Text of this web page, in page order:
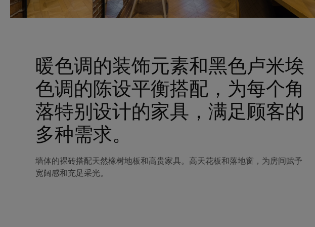
暖色调的装饰元素和黑色卢米埃
色调的陈设平衡搭配，为每个角
落特别设计的家具，满足顾客的
多种需求。
墙体的裸砖搭配天然橡树地板和高贵家具。高天花板和落地窗，为房间赋予
宽阔感和充足采光。